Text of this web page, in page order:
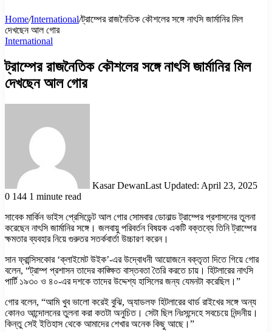
Home/International/ট্রাম্পের রাজনৈতিক কৌশলের সঙ্গে নাৎসি জার্মানির মিল
দেখছেন আল গোর
International
ট্রাম্পের রাজনৈতিক কৌশলের সঙ্গে নাৎসি জার্মানির মিল
দেখছেন আল গোর
Kasar DewanLast Updated: April 23, 2025
0 144 1 minute read
সাবেক মার্কিন ভাইস প্রেসিডেন্ট আল গোর সোমবার ডোনাল্ড ট্রাম্পের প্রশাসনের তুলনা
করেছেন নাৎসি জার্মানির সঙ্গে। জলবায়ু পরিবর্তন বিষয়ক একটি বক্তব্যে তিনি ট্রাম্পের
ক্ষমতার ব্যবহার নিয়ে গুরুতর সতর্কবার্তা উচ্চারণ করেন।
সান ফ্রান্সিসকোর ‘ক্লাইমেট উইক’-এর উদ্বোধনী আয়োজনে বক্তৃতা দিতে গিয়ে গোর
বলেন, “ট্রাম্প প্রশাসন তাদের কাঙ্ক্ষিত বাস্তবতা তৈরি করতে চায়। হিটলারের নাৎসি
পার্টি ১৯৩০ ও ৪০-এর দশকে তাদের উদ্দেশ্য হাসিলের জন্য যেমনটা করেছিল।”
গোর বলেন, “আমি খুব ভালো করেই বুঝি, অ্যাডলফ হিটলারের থার্ড রাইখের সঙ্গে অন্য
কোনও আন্দোলনের তুলনা করা কতটা অনুচিত। সেটা ছিল নিঃসন্দেহে সবচেয়ে নিন্দনীয়।
কিন্তু সেই ইতিহাস থেকে আমাদের শেখার অনেক কিছু আছে।”